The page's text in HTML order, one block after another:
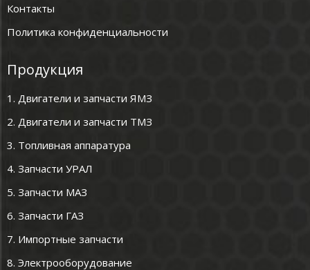
Контакты
Политика конфиденциальности
Продукция
1. Двигатели и запчасти ЯМЗ
2. Двигатели и запчасти ТМЗ
3. Топливная аппаратура
4. Запчасти УРАЛ
5. Запчасти МАЗ
6. Запчасти ГАЗ
7. Импортные запчасти
8. Электрооборудование